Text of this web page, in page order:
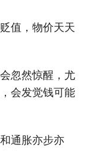
值，物价天天
忽然惊醒，尤
会发觉钱可能
通胀亦步亦